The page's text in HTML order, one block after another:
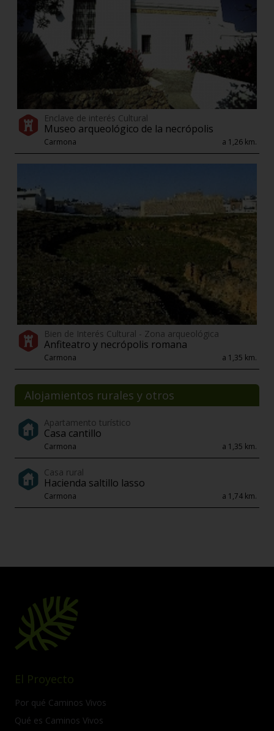
Enclave de interés Cultural
Museo arqueológico de la necrópolis
Carmona a 1,26 km.
Bien de Interés Cultural - Zona arqueológica
Anfiteatro y necrópolis romana
Carmona a 1,35 km.
Alojamientos rurales y otros
Apartamento turístico
Casa cantillo
Carmona a 1,35 km.
Casa rural
Hacienda saltillo lasso
Carmona a 1,74 km.
El Proyecto
Por qué Caminos Vivos
Qué es Caminos Vivos